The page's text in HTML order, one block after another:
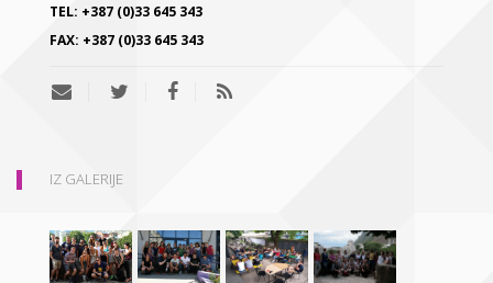
TEL: +387 (0)33 645 343
FAX: +387 (0)33 645 343
IZ GALERIJE